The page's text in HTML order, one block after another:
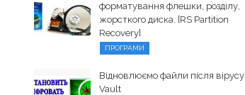
форматування флешки, розділу,
жорсткого диска. [RS Partition
Recovery]
ПРОГРАМИ
Відновлюємо файли після вірусу
Vault